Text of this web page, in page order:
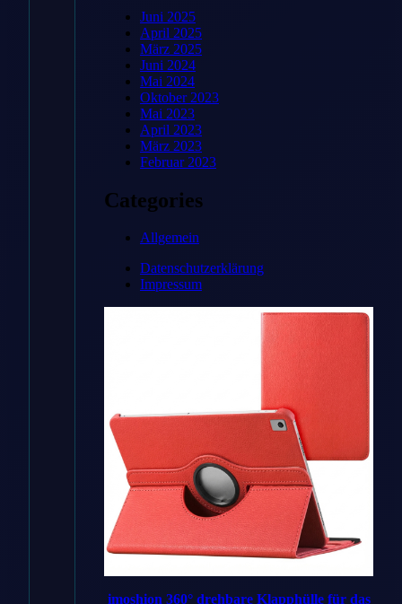
38/40/41/42 mm –
Größe 4 –
Sunglow
21,99
* Affiliate-Link
Preisvergleich
Handyhuellen
DE
Angebot
Juni 2025
April 2025
März 2025
Juni 2024
Mai 2024
Oktober 2023
Mai 2023
April 2023
März 2023
Februar 2023
Categories
Allgemein
Datenschutzerklärung
Impressum
imoshion 360° drehbare Klapphülle für das